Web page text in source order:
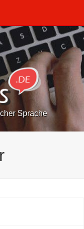
Sprache